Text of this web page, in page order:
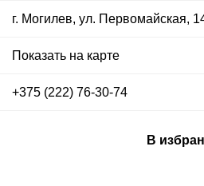
г. Могилев, ул. Первомайская,
Показать на карте
+375 (222) 76-30-74
В